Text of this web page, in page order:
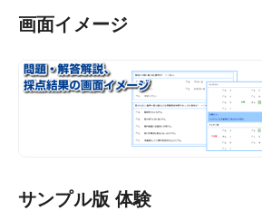
海外在住の方
受講サポート
個別カウンセリング
自習室
画面イメージ
サンプル版 体験